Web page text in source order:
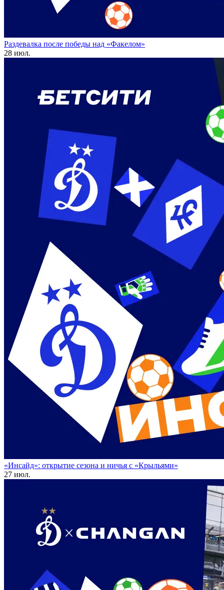
Раздевалка после победы над «Факелом»
28 июл.
«Инсайд»: открытие сезона и ничья с «Крыльями»
27 июл.